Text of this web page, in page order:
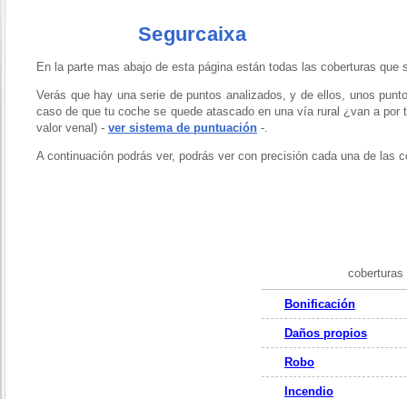
Segurcaixa
En la parte mas abajo de esta página están todas las coberturas
Verás que hay una serie de puntos analizados, y de ellos, unos
caso de que tu coche se quede atascado en una vía rural ¿van a
valor venal) - ver sistema de puntuación -.
A continuación podrás ver, podrás ver con precisión cada una de
coberturas
Bonificación
Daños propios
Robo
Incendio